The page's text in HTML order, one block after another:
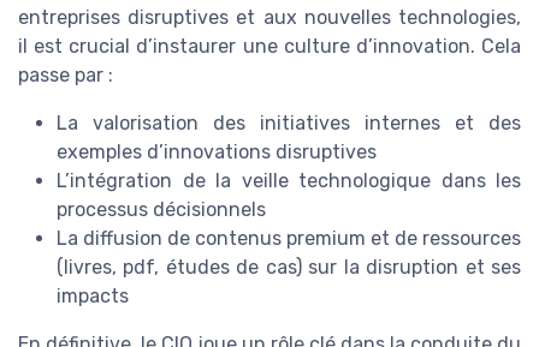
entreprises disruptives et aux nouvelles technologies,
il est crucial d’instaurer une culture d’innovation. Cela
passe par :
La valorisation des initiatives internes et des
exemples d’innovations disruptives
L’intégration de la veille technologique dans les
processus décisionnels
La diffusion de contenus premium et de ressources
(livres, pdf, études de cas) sur la disruption et ses
impacts